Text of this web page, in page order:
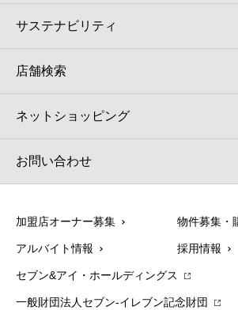
サステナビリティ
店舗検索
ネットショッピング
お問い合わせ
加盟店オーナー募集 物件募集・
アルバイト情報 採用情報
セブン&アイ・ホールディングス
一般財団法人セブン-イレブン記念財団